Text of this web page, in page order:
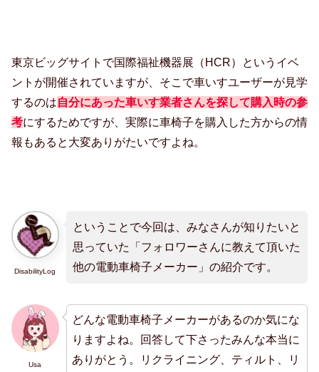
東京ビッグサイトで国際福祉機器展（HCR）というイベ
ントが開催されていますが、そこで車いすユーザーが見学
するのは自分にあった車いす業者さんを探して購入時の参
考にするためですが、実際に車椅子を購入した方からの情
報もあると大変ありがたいですよね。
DisabilityLog
ということで今回は、みなさんが知りたいと
思っていた「フォロワーさんに教えて頂いた
他の電動車椅子メーカー」の紹介です。
Usa
どんな電動車椅子メーカーがあるのか気にな
りますよね。回答して下さったみんな本当に
ありがとう。リクライニング、ティルト、リ